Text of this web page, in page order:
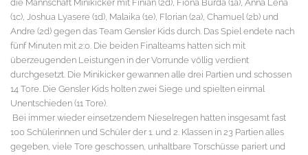
die Mannschaft Minikicker mit Finian (2d), Fiona Burda (1a), Anna Lena
(1c), Joshua Lyasere (1d), Malaika (1e), Florian (2a), Chamuel (2b) und
Andre (2d) gegen das Team Gensler Kids durch. Das Spiel endete nach
fünf Minuten mit 2:0. Die beiden Finalteams hatten sich mit
überzeugenden Leistungen in der Vorrunde völlig verdient
durchgesetzt. Die Minikicker gewannen alle drei Partien und schossen
14 Tore. Die Gensler Kids holten zwei Siege und spielten einmal
Unentschieden (11 Tore).
Bei immer wieder einsetzendem Nieselregen hatten insgesamt fast
100 Schülerinnen und Schüler der 1. und 2. Klassen in 23 Partien alles
gegeben, viele Tore geschossen, unhaltbare Torschüsse pariert und